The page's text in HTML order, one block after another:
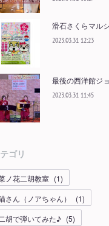
滑石さくらマル
2023.03.31 12:23
最後の西洋館ジ
2023.03.31 11:45
ゴリ
ノ花二胡教室 (1)
さん（ノアちゃん）
(1)
胡で弾いてみた♪ (5)